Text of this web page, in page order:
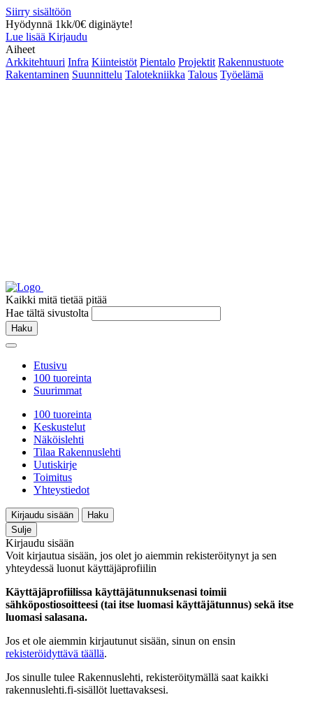
Siirry sisältöön
Hyödynnä 1kk/0€ diginäyte!
Lue lisää Kirjaudu
Aiheet
Arkkitehtuuri Infra Kiinteistöt Pientalo Projektit Rakennustuote
Rakentaminen Suunnittelu Talotekniikka Talous Työelämä
Kaikki mitä tietää pitää
Hae tältä sivustolta
Haku
Etusivu
100 tuoreinta
Suurimmat
100 tuoreinta
Keskustelut
Näköislehti
Tilaa Rakennuslehti
Uutiskirje
Toimitus
Yhteystiedot
Kirjaudu sisään
Haku
Sulje
Kirjaudu sisään
Voit kirjautua sisään, jos olet jo aiemmin rekisteröitynyt ja sen
yhteydessä luonut käyttäjäprofiilin
Käyttäjäprofiilissa käyttäjätunnuksenasi toimii
sähköpostiosoitteesi (tai itse luomasi käyttäjätunnus) sekä itse
luomasi salasana.
Jos et ole aiemmin kirjautunut sisään, sinun on ensin
rekisteröidyttävä täällä.
Jos sinulle tulee Rakennuslehti, rekisteröitymällä saat kaikki
rakennuslehti.fi-sisällöt luettavaksesi.